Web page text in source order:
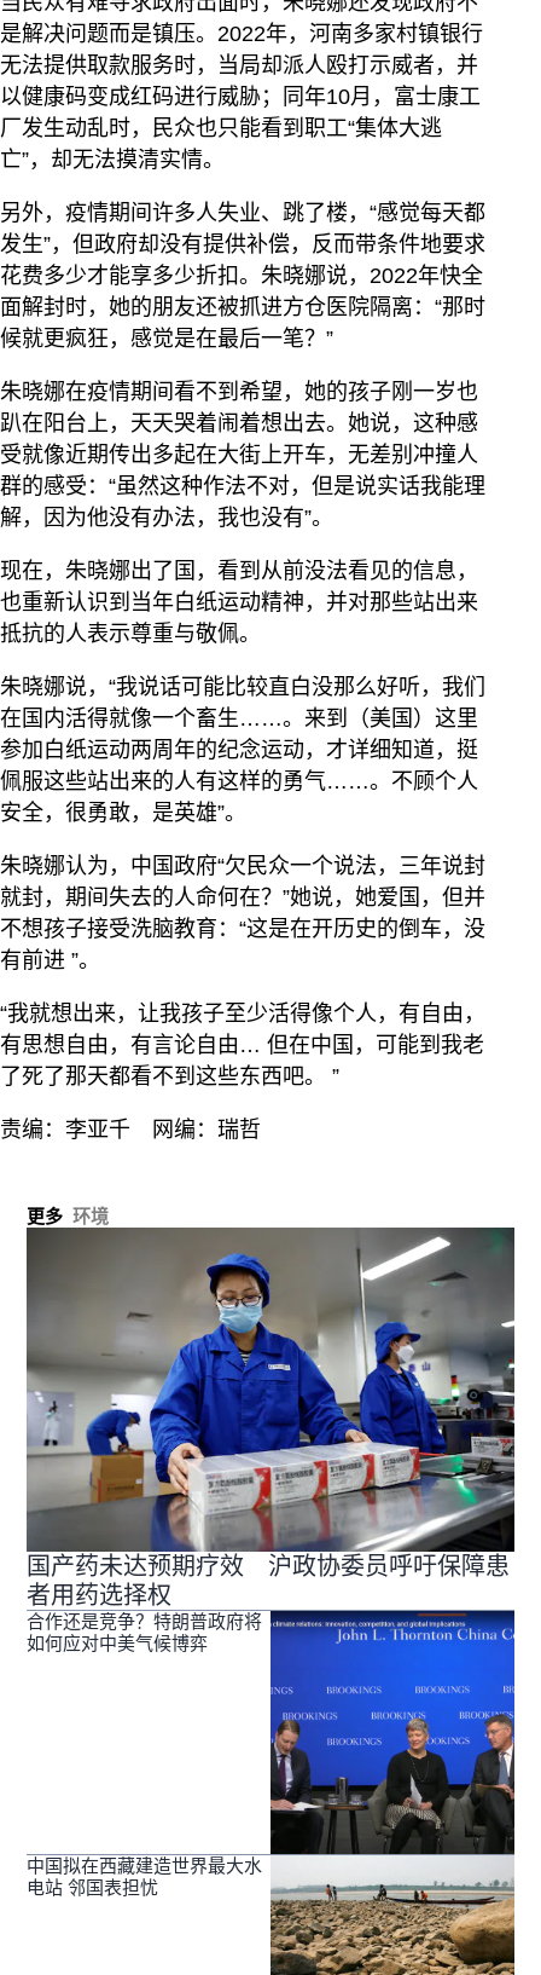
是解决问题而是镇压。2022年，河南多家村镇银行
无法提供取款服务时，当局却派人殴打示威者，并
以健康码变成红码进行威胁；同年10月，富士康工
厂发生动乱时，民众也只能看到职工“集体大逃
亡”，却无法摸清实情。
另外，疫情期间许多人失业、跳了楼，“感觉每天都
发生”，但政府却没有提供补偿，反而带条件地要求
花费多少才能享多少折扣。朱晓娜说，2022年快全
面解封时，她的朋友还被抓进方仓医院隔离：“那时
候就更疯狂，感觉是在最后一笔？”
朱晓娜在疫情期间看不到希望，她的孩子刚一岁也
趴在阳台上，天天哭着闹着想出去。她说，这种感
受就像近期传出多起在大街上开车，无差别冲撞人
群的感受：“虽然这种作法不对，但是说实话我能理
解，因为他没有办法，我也没有”。
现在，朱晓娜出了国，看到从前没法看见的信息，
也重新认识到当年白纸运动精神，并对那些站出来
抵抗的人表示尊重与敬佩。
朱晓娜说，“我说话可能比较直白没那么好听，我们
在国内活得就像一个畜生……。来到（美国）这里
参加白纸运动两周年的纪念运动，才详细知道，挺
佩服这些站出来的人有这样的勇气……。不顾个人
安全，很勇敢，是英雄”。
朱晓娜认为，中国政府“欠民众一个说法，三年说封
就封，期间失去的人命何在？”她说，她爱国，但并
不想孩子接受洗脑教育：“这是在开历史的倒车，没
有前进 ”。
“我就想出来，让我孩子至少活得像个人，有自由，
有思想自由，有言论自由… 但在中国，可能到我老
了死了那天都看不到这些东西吧。 ”
责编：李亚千 网编：瑞哲
更多 环境
国产药未达预期疗效 沪政协委员呼吁保障患
者用药选择权
合作还是竞争？特朗普政府将
如何应对中美气候博弈
中国拟在西藏建造世界最大水
电站 邻国表担忧